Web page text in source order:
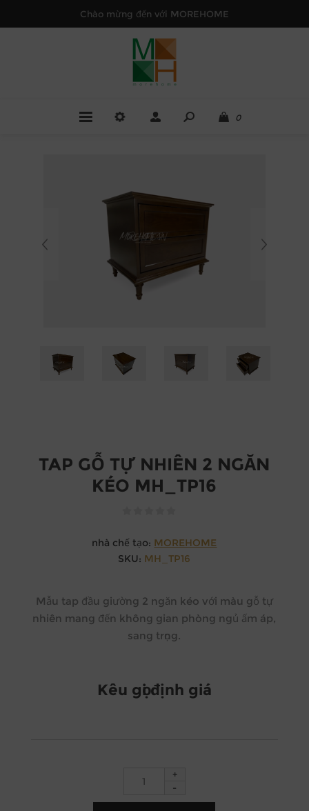
Chào mừng đến với MOREHOME
0
TAP GỖ TỰ NHIÊN 2 NGĂN
KÉO MH_TP16
nhà chế tạo: MOREHOME
SKU: MH_TP16
Mẫu tap đầu giường 2 ngăn kéo với màu gỗ tự
nhiên mang đến không gian phòng ngủ ấm áp,
sang trọng.
Kêu gọi định giá
+
-